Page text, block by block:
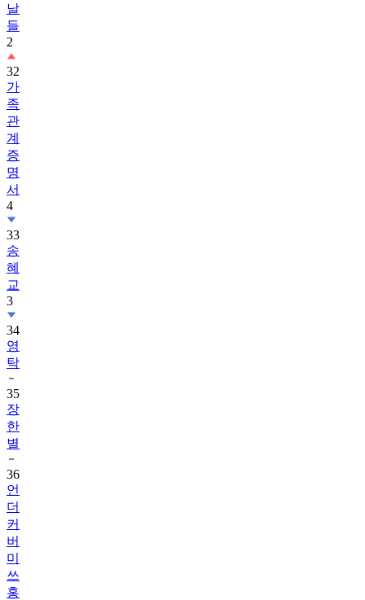
날
들
2
32
가
족
관
계
증
명
서
4
33
송
혜
교
3
34
영
탁
35
장
한
별
36
언
더
커
버
미
쓰
홍